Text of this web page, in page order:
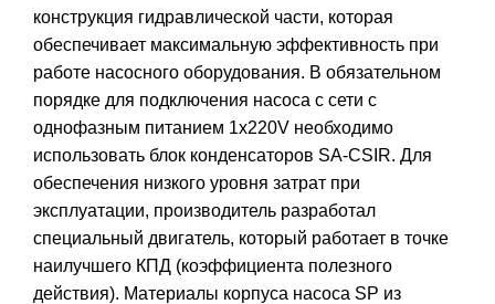
конструкция гидравлической части, которая
обеспечивает максимальную эффективность при
работе насосного оборудования. В обязательном
порядке для подключения насоса с сети с
однофазным питанием 1х220V необходимо
использовать блок конденсаторов SA-CSIR. Для
обеспечения низкого уровня затрат при
эксплуатации, производитель разработал
специальный двигатель, который работает в точке
наилучшего КПД (коэффициента полезного
действия). Материалы корпуса насоса SP из